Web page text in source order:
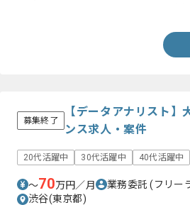
募集終了
【データアナリスト】
ンス求人・案件
20代活躍中 30代活躍中 40代活躍中
〜70万円／月 業務委託(フリー
渋谷(東京都)